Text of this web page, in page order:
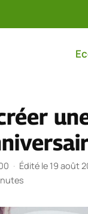
· Édité le 19 août